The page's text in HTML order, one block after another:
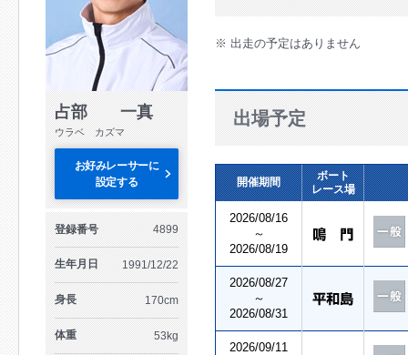
占部 一真
ウラベ カズマ
お好みレーサーに
設定する
登録番号 4899
生年月日 1991/12/22
身長 170cm
体重 53kg
※ 出走の予定はありません
出場予定
開催期間
ボート
レース場
2026/08/16
～
2026/08/19
2026/08/27
～
2026/08/31
2026/09/11